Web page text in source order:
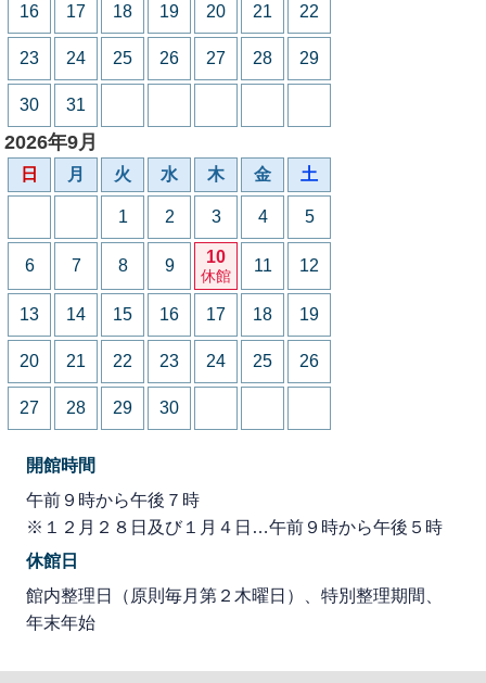
16 17 18 19 20 21 22
23 24 25 26 27 28 29
30 31
2026年9月
日 月 火 水 木 金 土
1 2 3 4 5
6 7 8 9 10
休館
11 12
13 14 15 16 17 18 19
20 21 22 23 24 25 26
27 28 29 30
開館時間
午前９時から午後７時
※１２月２８日及び１月４日…午前９時から午後５時
休館日
館内整理日（原則毎月第２木曜日）、特別整理期間、
年末年始